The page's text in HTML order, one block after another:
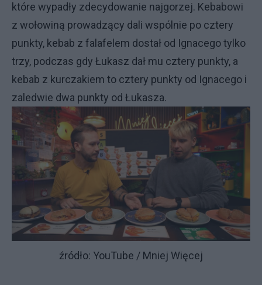
które wypadły zdecydowanie najgorzej. Kebabowi
z wołowiną prowadzący dali wspólnie po cztery
punkty, kebab z falafelem dostał od Ignacego tylko
trzy, podczas gdy Łukasz dał mu cztery punkty, a
kebab z kurczakiem to cztery punkty od Ignacego i
zaledwie dwa punkty od Łukasza.
źródło: YouTube / Mniej Więcej